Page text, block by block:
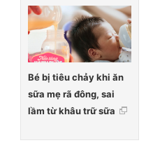
Bé bị tiêu chảy khi ăn
sữa mẹ rã đông, sai
lầm từ khâu trữ sữa